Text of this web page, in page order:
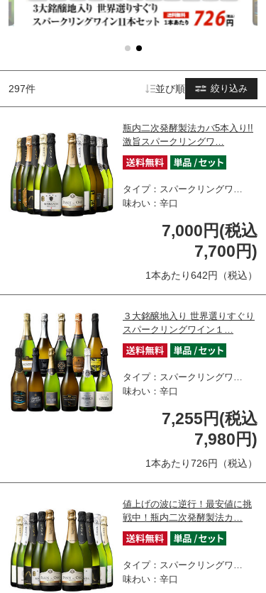
297件 絞り込み
並び順
瓶内二次発酵製法カバ5本入り!!
激旨スパークリングワ…
タイプ：スパークリングワ…
味わい：辛口
7,000円(税込
7,700円)
1本あたり642円（税込）
３大銘醸地入り 世界選りすぐり
スパークリングワイン１…
タイプ：スパークリングワ…
味わい：辛口
7,255円(税込
7,980円)
1本あたり726円（税込）
値上げの波に逆行！最安値に挑
戦中！瓶内二次発酵製法カ…
タイプ：スパークリングワ…
味わい：辛口